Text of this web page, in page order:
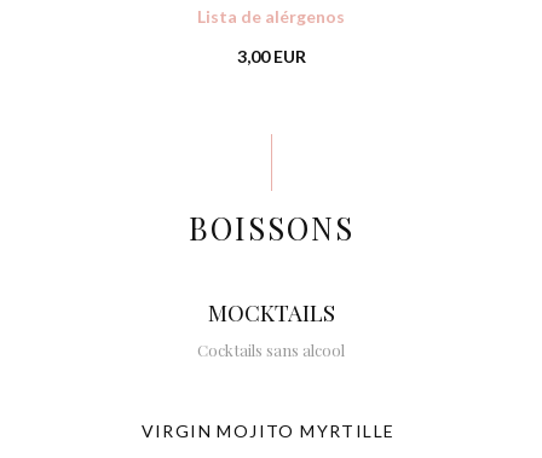
Lista de alérgenos
3,00 EUR
BOISSONS
MOCKTAILS
Cocktails sans alcool
VIRGIN MOJITO MYRTILLE